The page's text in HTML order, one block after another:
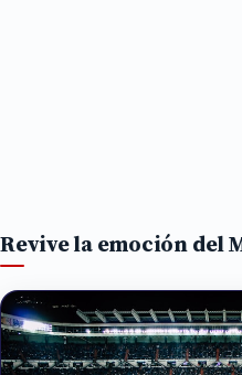
Revive la emoción del